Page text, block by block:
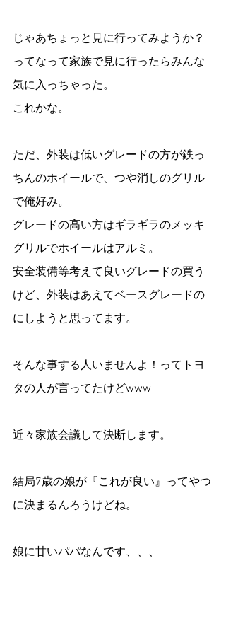
じゃあちょっと見に行ってみようか？
ってなって家族で見に行ったらみんな
気に入っちゃった。
これかな。
ただ、外装は低いグレードの方が鉄っ
ちんのホイールで、つや消しのグリル
で俺好み。
グレードの高い方はギラギラのメッキ
グリルでホイールはアルミ。
安全装備等考えて良いグレードの買う
けど、外装はあえてベースグレードの
にしようと思ってます。
そんな事する人いませんよ！ってトヨ
タの人が言ってたけどwww
近々家族会議して決断します。
結局7歳の娘が『これが良い』ってやつ
に決まるんろうけどね。
娘に甘いパパなんです、、、